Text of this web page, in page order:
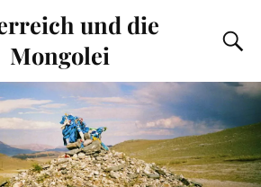
und die
Mongolei